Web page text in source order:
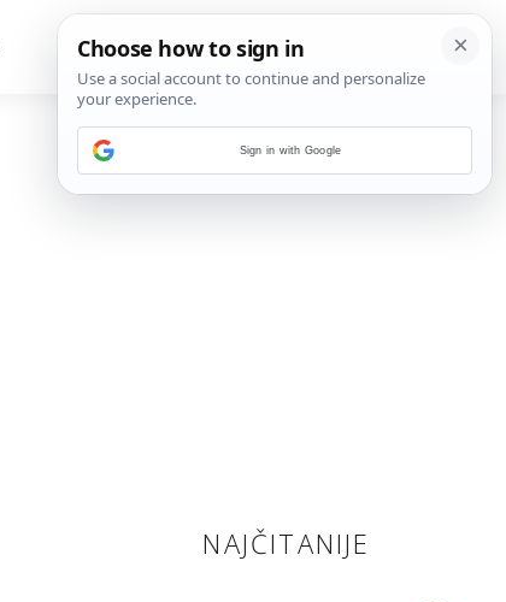
NAJČITANIJE
Sign in with Google